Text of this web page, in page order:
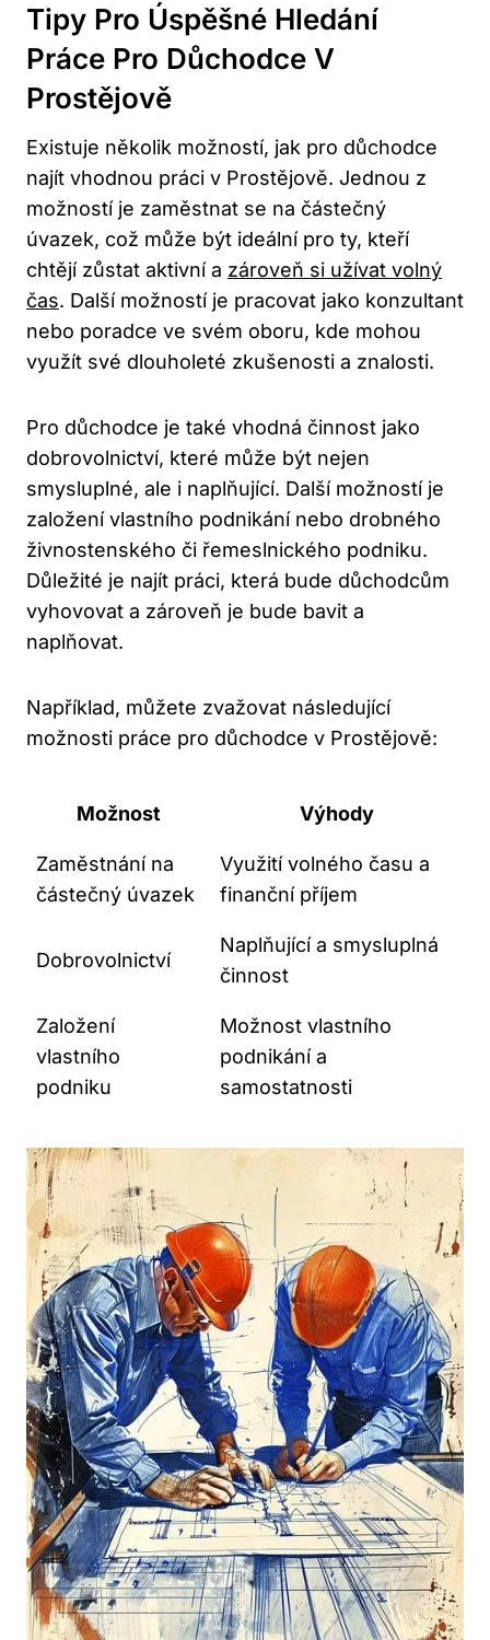
Tipy Pro Úspěšné Hledání
Práce Pro Důchodce V
Prostějově
Existuje několik možností, jak pro důchodce
najít vhodnou práci v Prostějově. Jednou z
možností je zaměstnat se na částečný
úvazek, což může být ideální pro ty, kteří
chtějí zůstat aktivní a zároveň si užívat volný
čas. Další možností je pracovat jako konzultant
nebo poradce ve svém oboru, kde mohou
využít své dlouholeté zkušenosti a znalosti.
Pro důchodce je také vhodná činnost jako
dobrovolnictví, které může být nejen
smysluplné, ale i naplňující. Další možností je
založení vlastního podnikání nebo drobného
živnostenského či řemeslnického podniku.
Důležité je najít práci, která bude důchodcům
vyhovovat a zároveň je bude bavit a
naplňovat.
Například, můžete zvažovat následující
možnosti práce pro důchodce v Prostějově:
Možnost Výhody
Zaměstnání na
částečný úvazek
Využití volného času a
finanční příjem
Dobrovolnictví
Naplňující a smysluplná
činnost
Založení
vlastního
podniku
Možnost vlastního
podnikání a
samostatnosti